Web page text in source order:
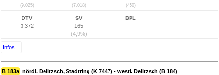
(9.025) (7.018) (450)
DTV
3.372
SV
165
(4,9%)
BPL
Infos...
B 183a nördl. Delitzsch, Stadtring (K 7447) - westl. Delitzsch (B 184)